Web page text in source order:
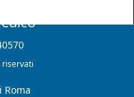
Roma